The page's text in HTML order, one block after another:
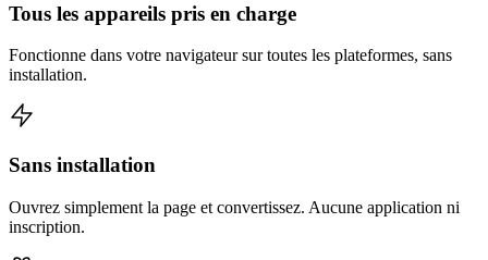
Tous les appareils pris en charge
Fonctionne dans votre navigateur sur toutes les plateformes, sans
installation.
Sans installation
Ouvrez simplement la page et convertissez. Aucune application ni
inscription.